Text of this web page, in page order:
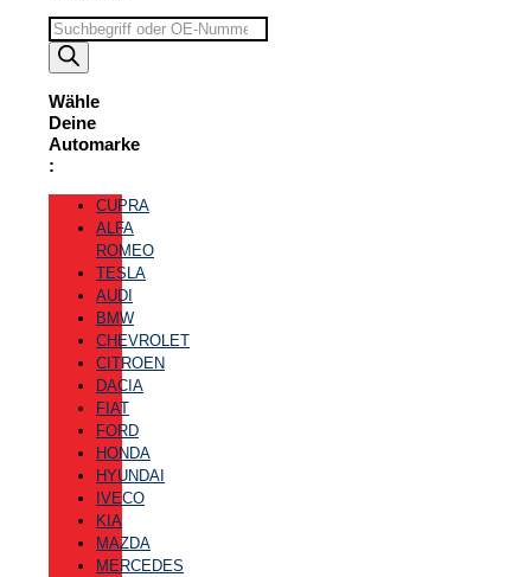
Suchbegriff
eingeben
Wähle
Deine
Automarke
:
CUPRA
ALFA
ROMEO
TESLA
AUDI
BMW
CHEVROLET
CITROEN
DACIA
FIAT
FORD
HONDA
HYUNDAI
IVECO
KIA
MAZDA
MERCEDES